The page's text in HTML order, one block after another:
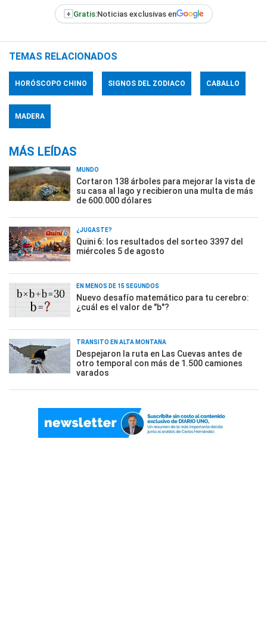
+ Gratis:Noticias exclusivas en
TEMAS RELACIONADOS
HORÓSCOPO CHINO SIGNOS DEL ZODIACO CABALLO
MADERA
MÁS LEÍDAS
MUNDO
Cortaron 138 árboles para mejorar la vista de
su casa al lago y recibieron una multa de más
de 600.000 dólares
¿JUGASTE?
Quini 6: los resultados del sorteo 3397 del
miércoles 5 de agosto
EN MENOS DE 15 SEGUNDOS
Nuevo desafío matemático para tu cerebro:
¿cuál es el valor de "b"?
TRÁNSITO EN ALTA MONTAÑA
Despejaron la ruta en Las Cuevas antes de
otro temporal con más de 1.500 camiones
varados